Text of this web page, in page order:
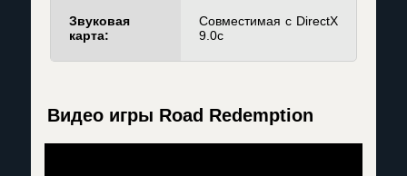
Звуковая
карта:
Совместимая с DirectX
9.0c
Видео игры Road Redemption